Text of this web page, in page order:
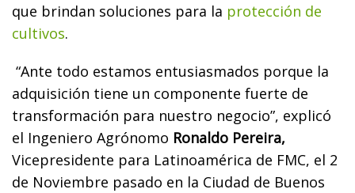
que brindan soluciones para la protección de
cultivos.
“Ante todo estamos entusiasmados porque la
adquisición tiene un componente fuerte de
transformación para nuestro negocio”, explicó
el Ingeniero Agrónomo Ronaldo Pereira,
Vicepresidente para Latinoamérica de FMC, el 2
de Noviembre pasado en la Ciudad de Buenos